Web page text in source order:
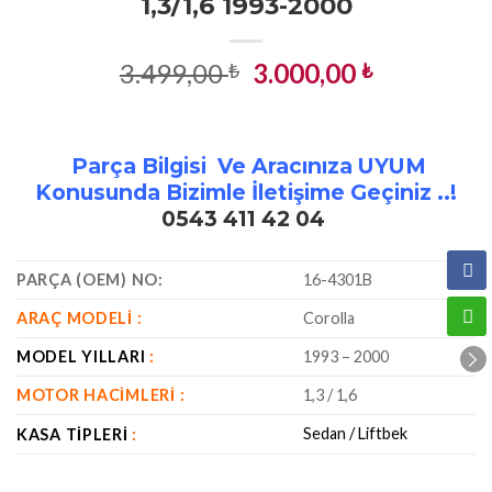
3.499,00₺ Orijinal
3.000,00₺Şu
3.000,00
Parça Bilgisi Ve Aracınıza UYUM
Konusunda Bizimle İletişime Geçiniz ..!
0543 411 42 04
PARÇA (OEM) NO: 16-4301B
ARAÇ MODELI : Corolla
MODEL YILLARI : 1993 – 2000
MOTOR HACIMLERI : 1,3 / 1,6
KASA TIPLERI : Sedan / Liftbek